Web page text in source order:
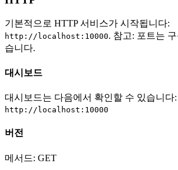
기본적으로 HTTP 서비스가 시작됩니다:
http://localhost:10000. 참고: 포트는
습니다.
대시보드
대시보드는 다음에서 확인할 수 있습니다:
http://localhost:10000
버전
메서드: GET